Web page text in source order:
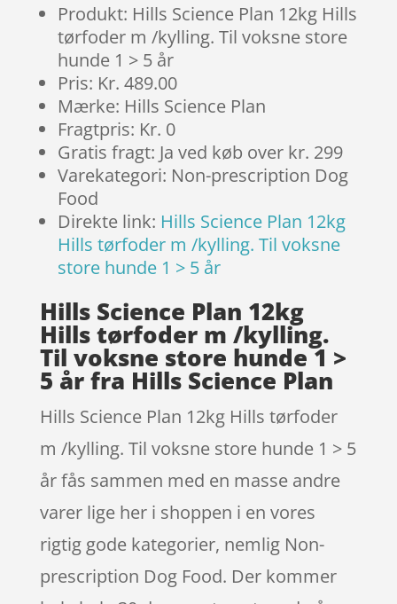
Produkt: Hills Science Plan 12kg Hills
tørfoder m /kylling. Til voksne store
hunde 1 > 5 år
Pris: Kr. 489.00
Mærke: Hills Science Plan
Fragtpris: Kr. 0
Gratis fragt: Ja ved køb over kr. 299
Varekategori: Non-prescription Dog
Food
Direkte link: Hills Science Plan 12kg
Hills tørfoder m /kylling. Til voksne
store hunde 1 > 5 år
Hills Science Plan 12kg
Hills tørfoder m /kylling.
Til voksne store hunde 1 >
5 år fra Hills Science Plan
Hills Science Plan 12kg Hills tørfoder
m /kylling. Til voksne store hunde 1 > 5
år fås sammen med en masse andre
varer lige her i shoppen i en vores
rigtig gode kategorier, nemlig Non-
prescription Dog Food. Der kommer